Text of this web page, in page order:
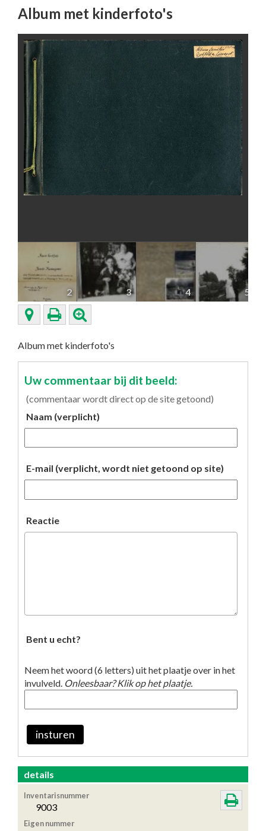
Album met kinderfoto's
2 3 4 5
Album met kinderfoto's
Uw commentaar bij dit beeld:
(commentaar wordt direct op de site getoond)
Naam (verplicht)
E-mail (verplicht, wordt niet getoond op site)
Reactie
Bent u echt?
Neem het woord (6 letters) uit het plaatje over in het
invulveld. Onleesbaar? Klik op het plaatje.
insturen
details
Inventarisnummer
9003
Eigen nummer